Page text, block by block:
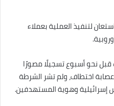
لتنفيذ العملية بعملاء
قبل نحو أسبوع تسجيلًا مصورًا
اختطاف، ولم تشر الشرطة
وهوية المستهدفين.